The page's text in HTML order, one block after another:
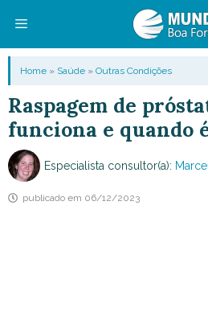
conteúdo
Menu
Home » Saúde » Outras Condições
Raspagem de
funciona e quando
Especialista consultor(a):
publicado em 06/12/2023